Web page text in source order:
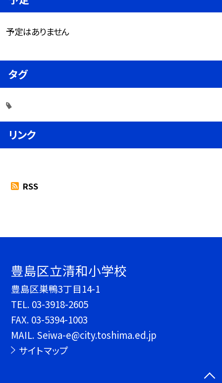
予定はありません
タグ
リンク
RSS
豊島区立清和小学校
豊島区巣鴨3丁目14-1
TEL. 03-3918-2605
FAX. 03-5394-1003
MAIL. Seiwa-e@city.toshima.ed.jp
サイトマップ